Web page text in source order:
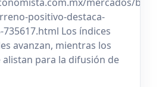
mercados/bmv-
positivo-destaca-
735617.html Los índices
avanzan, mientras los
alistan para la difusión de